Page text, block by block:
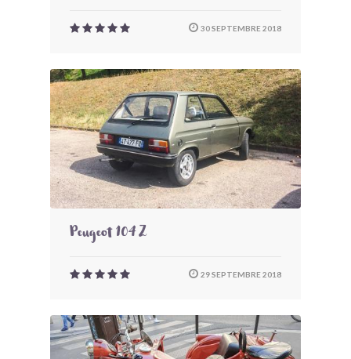
30 SEPTEMBRE 2018
Peugeot 104 Z
29 SEPTEMBRE 2018